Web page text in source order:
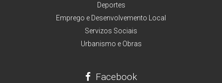
Deportes
Emprego e Desenvolvemento Local
Servizos Sociais
Urbanismo e Obras
Facebook